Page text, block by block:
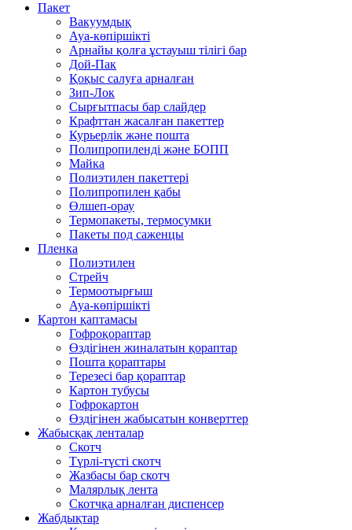
Пакет
Вакуумдық
Ауа-көпіршікті
Арнайы қолға ұстауыш тілігі бар
Дой-Пак
Қоқыс салуға арналған
Зип-Лок
Сырғытпасы бар слайдер
Крафттан жасалған пакеттер
Курьерлік және пошта
Полипропиленді және БОПП
Майка
Полиэтилен пакеттері
Полипропилен қабы
Өлшеп-орау
Термопакеты, термосумки
Пакеты под саженцы
Пленка
Полиэтилен
Стрейч
Термоотырғыш
Ауа-көпіршікті
Картон қаптамасы
Гофроқораптар
Өздігінен жиналатын қораптар
Пошта қораптары
Терезесі бар қораптар
Картон тубусы
Гофрокартон
Өздігінен жабысатын конверттер
Жабысқақ ленталар
Скотч
Түрлі-түсті скотч
Жазбасы бар скотч
Малярлық лента
Скотчқа арналған диспенсер
Жабдықтар